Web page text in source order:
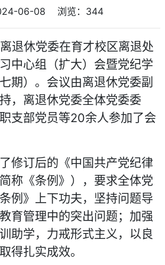
06-08 浏览： 344
退休党委在育才校区离退处
中心组（扩大）会暨党纪学
期）。会议由离退休党委副
，离退休党委全体党委委
支部党员等20余人参加了会
修订后的《中国共产党纪律
称《条例》），要求全体党
例》上下功夫，坚持问题导
育管理中的突出问题；加强
助学，力戒形式主义，以良
得扎实成效。